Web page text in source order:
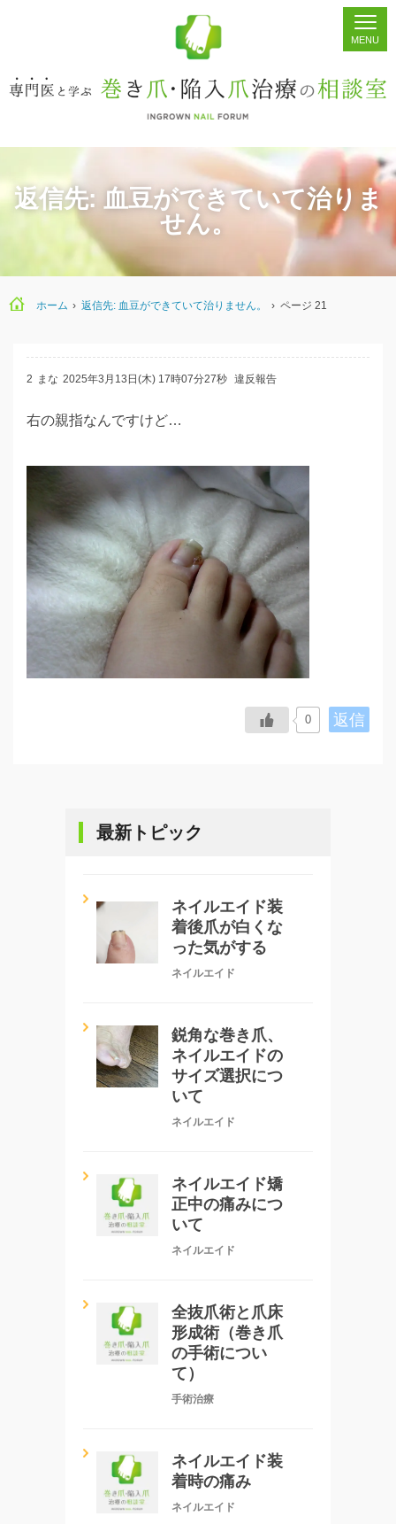
ホーム シェア 掲示板 検索
返信先: 血豆ができていて治りま
せん。
ホーム › 返信先: 血豆ができていて治りません。 › ページ 21
2 まな 2025年3月13日(木) 17時07分27秒 違反報告
右の親指なんですけど…
返信
0
最新トピック
ネイルエイド装
着後爪が白くな
った気がする
ネイルエイド
鋭角な巻き爪、
ネイルエイドの
サイズ選択につ
いて
ネイルエイド
ネイルエイド矯
正中の痛みにつ
いて
ネイルエイド
全抜爪術と爪床
形成術（巻き爪
の手術につい
て）
手術治療
ネイルエイド装
着時の痛み
ネイルエイド